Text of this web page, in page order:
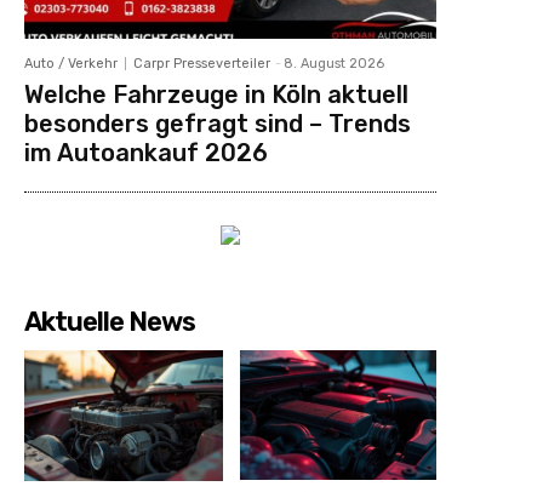
Auto / Verkehr Carpr Presseverteiler - 8. August 2026
Welche Fahrzeuge in Köln aktuell
besonders gefragt sind – Trends
im Autoankauf 2026
Aktuelle News